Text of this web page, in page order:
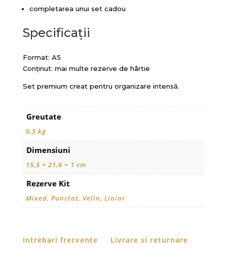
completarea unui set cadou
Specificații
Format: A5
Conținut: mai multe rezerve de hârtie
Set premium creat pentru organizare intensă.
Greutate
0,5 kg
Dimensiuni
15,5 × 21,6 × 1 cm
Rezerve Kit
Mixed, Punctat, Velin, Liniar
Intrebari frecvente Livrare si returnare